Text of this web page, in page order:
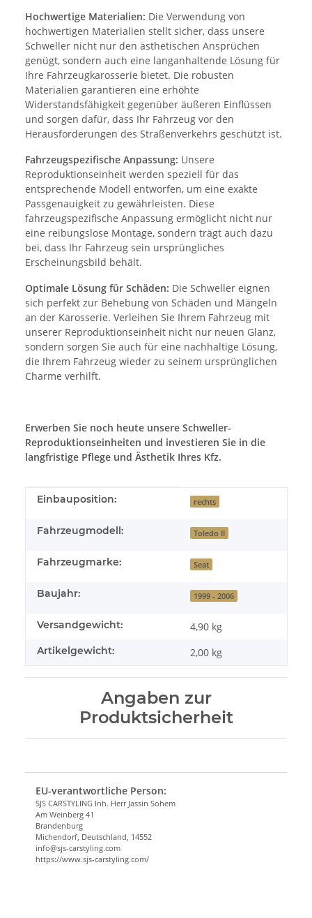
Hochwertige Materialien: Die Verwendung von
hochwertigen Materialien stellt sicher, dass unsere
Schweller nicht nur den ästhetischen Ansprüchen
genügt, sondern auch eine langanhaltende Lösung für
Ihre Fahrzeugkarosserie bietet. Die robusten
Materialien garantieren eine erhöhte
Widerstandsfähigkeit gegenüber äußeren Einflüssen
und sorgen dafür, dass Ihr Fahrzeug vor den
Herausforderungen des Straßenverkehrs geschützt ist.
Fahrzeugspezifische Anpassung: Unsere
Reproduktionseinheit werden speziell für das
entsprechende Modell entworfen, um eine exakte
Passgenauigkeit zu gewährleisten. Diese
fahrzeugspezifische Anpassung ermöglicht nicht nur
eine reibungslose Montage, sondern trägt auch dazu
bei, dass Ihr Fahrzeug sein ursprüngliches
Erscheinungsbild behält.
Optimale Lösung für Schäden: Die Schweller eignen
sich perfekt zur Behebung von Schäden und Mängeln
an der Karosserie. Verleihen Sie Ihrem Fahrzeug mit
unserer Reproduktionseinheit nicht nur neuen Glanz,
sondern sorgen Sie auch für eine nachhaltige Lösung,
die Ihrem Fahrzeug wieder zu seinem ursprünglichen
Charme verhilft.
Erwerben Sie noch heute unsere Schweller-
Reproduktionseinheiten und investieren Sie in die
langfristige Pflege und Ästhetik Ihres Kfz.
Produkteigenschaft
Wert
Einbauposition: rechts
Fahrzeugmodell: Toledo II
Fahrzeugmarke: Seat
Baujahr: 1999 - 2006
Versandgewicht: 4,90 kg
Artikelgewicht: 2,00 kg
Angaben zur
Produktsicherheit
EU-verantwortliche Person:
SJS CARSTYLING Inh. Herr Jassin Sohem
Am Weinberg 41
Brandenburg
Michendorf, Deutschland, 14552
info@sjs-carstyling.com
https://www.sjs-carstyling.com/